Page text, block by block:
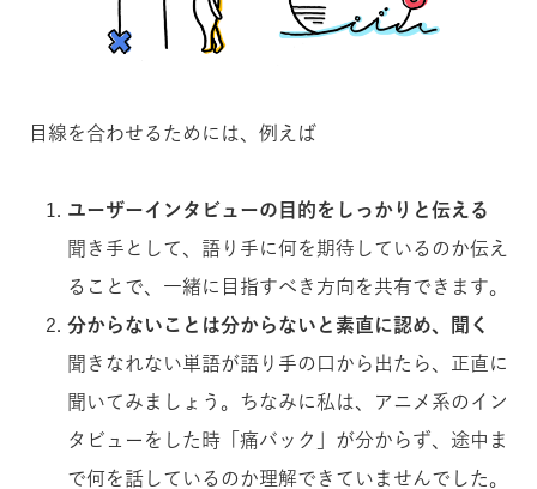
目線を合わせるためには、例えば
ユーザーインタビューの目的をしっかりと伝える
聞き手として、語り手に何を期待しているのか伝え
ることで、一緒に目指すべき方向を共有できます。
分からないことは分からないと素直に認め、聞く
聞きなれない単語が語り手の口から出たら、正直に
聞いてみましょう。ちなみに私は、アニメ系のイン
タビューをした時「痛バック」が分からず、途中ま
で何を話しているのか理解できていませんでした。